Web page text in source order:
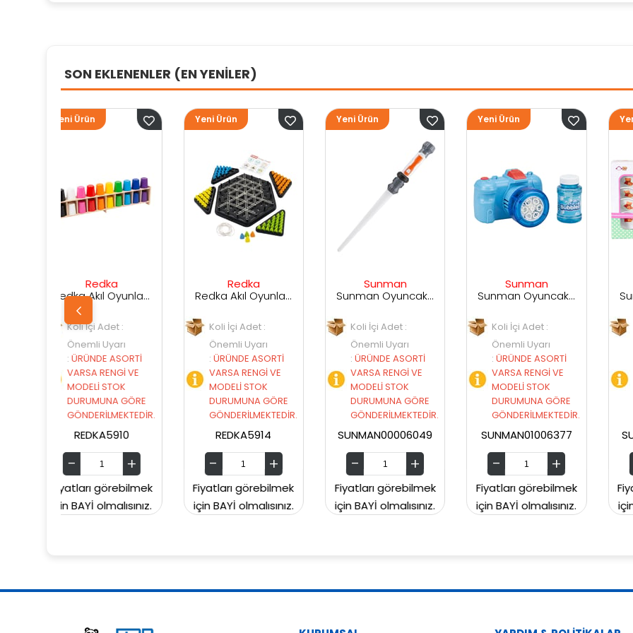
SON EKLENENLER (EN YENİLER)
Koli İçi Adet :
Önemli Uyarı
:ÜRÜNDE ASORTİ
VARSA RENGİ VE
MODELİ STOK
DURUMUNA GÖRE
GÖNDERİLMEKTEDİR.
REDKA5914
Yeni Ürün
Fiyatları görebilmek
için BAYİ olmalısınız.
Sunman
Koli İçi Adet :
Önemli Uyarı
:ÜRÜNDE ASORTİ
VARSA RENGİ VE
MODELİ STOK
DURUMUNA GÖRE
GÖNDERİLMEKTEDİR.
SUNMAN00006049
Yeni Ürün
Fiyatları görebilmek
için BAYİ olmalısınız.
Sunman
Koli İçi Adet :
Önemli Uyarı
:ÜRÜNDE ASORTİ
VARSA RENGİ VE
MODELİ STOK
DURUMUNA GÖRE
GÖNDERİLMEKTEDİR.
SUNMAN01006377
Yeni Ürün
Fiyatları görebilmek
için BAYİ olmalısınız.
Sunman
Koli İçi Adet :
Önemli Uyarı
:ÜRÜNDE ASORTİ
VARSA RENGİ VE
MODELİ STOK
DURUMUNA GÖRE
GÖNDERİLMEKTEDİR.
SUNMAN00CH2129
Yeni Ürün
Fiyatları görebilmek
için BAYİ olmalısınız.